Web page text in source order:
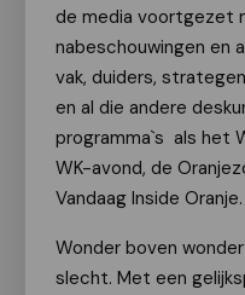
de media voortgezet
nabeschouwingen en
vak, duiders,
en al die andere
programma`s als het
WK-avond, de
Vandaag Inside
Wonder boven
slecht. Met een